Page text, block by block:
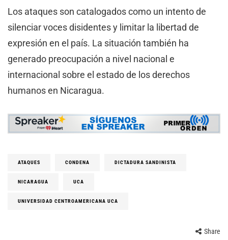
Los ataques son catalogados como un intento de
silenciar voces disidentes y limitar la libertad de
expresión en el país. La situación también ha
generado preocupación a nivel nacional e
internacional sobre el estado de los derechos
humanos en Nicaragua.
ATAQUES CONDENA DICTADURA SANDINISTA
NICARAGUA UCA
UNIVERSIDAD CENTROAMERICANA UCA
Share